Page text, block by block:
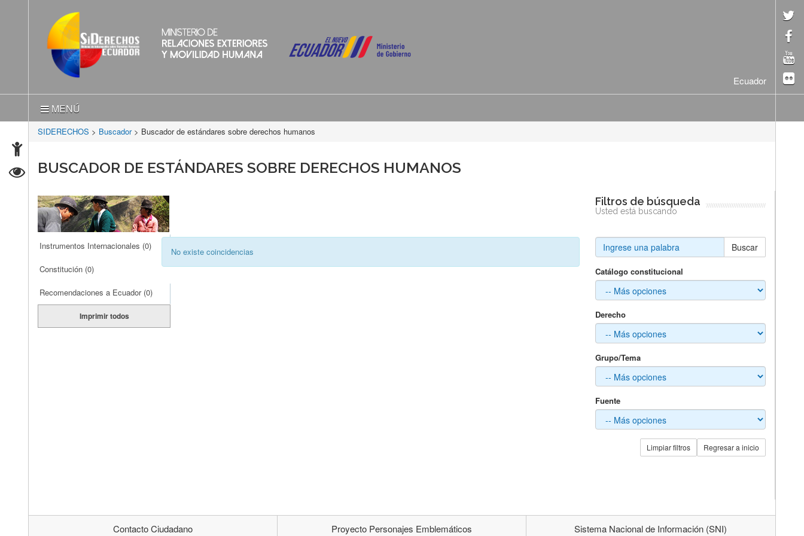
Ecuador
MENÚ
SIDERECHOS > Buscador > Buscador de estándares sobre derechos humanos
BUSCADOR DE ESTÁNDARES SOBRE DERECHOS HUMANOS
Instrumentos Internacionales (0)
Constitución (0)
Recomendaciones a Ecuador (0)
Imprimir todos
No existe coincidencias
Filtros de búsqueda
Usted está buscando
Buscar
Catálogo constitucional
Derecho
Grupo/Tema
Fuente
Regresar a inicio
Limpiar filtros
Contacto Ciudadano Proyecto Personajes Emblemáticos Sistema Nacional de Información (SNI)